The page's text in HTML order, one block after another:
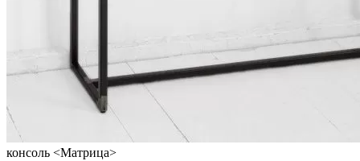
консоль <Матрица>